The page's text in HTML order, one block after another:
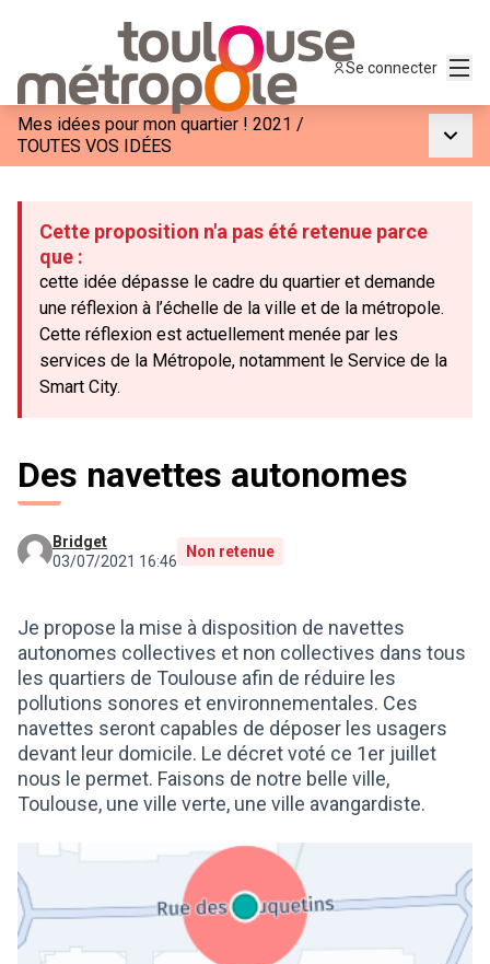
Se connecter
Mes idées pour mon quartier ! 2021 /
TOUTES VOS IDÉES
Cette proposition n'a pas été retenue parce
que :
cette idée dépasse le cadre du quartier et demande
une réflexion à l’échelle de la ville et de la métropole.
Cette réflexion est actuellement menée par les
services de la Métropole, notamment le Service de la
Smart City.
Des navettes autonomes
Bridget
03/07/2021 16:46
Non retenue
Je propose la mise à disposition de navettes
autonomes collectives et non collectives dans tous
les quartiers de Toulouse afin de réduire les
pollutions sonores et environnementales. Ces
navettes seront capables de déposer les usagers
devant leur domicile. Le décret voté ce 1er juillet
nous le permet. Faisons de notre belle ville,
Toulouse, une ville verte, une ville avangardiste.